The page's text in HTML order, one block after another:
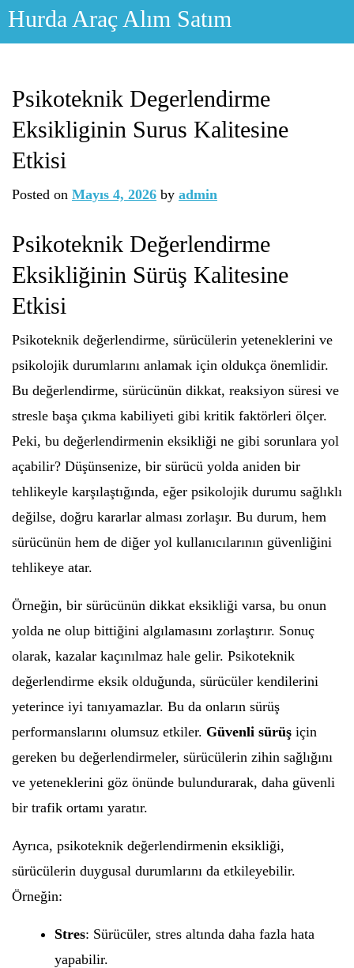
Skip
Hurda Araç Alım Satım
Psikoteknik Degerlendirme
Eksikliginin Surus Kalitesine
Etkisi
Posted on Mayıs 4, 2026 by admin
Psikoteknik Değerlendirme
Eksikliğinin Sürüş Kalitesine
Etkisi
Psikoteknik değerlendirme, sürücülerin yeteneklerini ve
psikolojik durumlarını anlamak için oldukça önemlidir.
Bu değerlendirme, sürücünün dikkat, reaksiyon süresi ve
stresle başa çıkma kabiliyeti gibi kritik faktörleri ölçer.
Peki, bu değerlendirmenin eksikliği ne gibi sorunlara yol
açabilir? Düşünsenize, bir sürücü yolda aniden bir
tehlikeyle karşılaştığında, eğer psikolojik durumu sağlıklı
değilse, doğru kararlar alması zorlaşır. Bu durum, hem
sürücünün hem de diğer yol kullanıcılarının güvenliğini
tehlikeye atar.
Örneğin, bir sürücünün dikkat eksikliği varsa, bu onun
yolda ne olup bittiğini algılamasını zorlaştırır. Sonuç
olarak, kazalar kaçınılmaz hale gelir. Psikoteknik
değerlendirme eksik olduğunda, sürücüler kendilerini
yeterince iyi tanıyamazlar. Bu da onların sürüş
performanslarını olumsuz etkiler. Güvenli sürüş için
gereken bu değerlendirmeler, sürücülerin zihin sağlığını
ve yeteneklerini göz önünde bulundurarak, daha güvenli
bir trafik ortamı yaratır.
Ayrıca, psikoteknik değerlendirmenin eksikliği,
sürücülerin duygusal durumlarını da etkileyebilir.
Örneğin:
Stres: Sürücüler, stres altında daha fazla hata
yapabilir.